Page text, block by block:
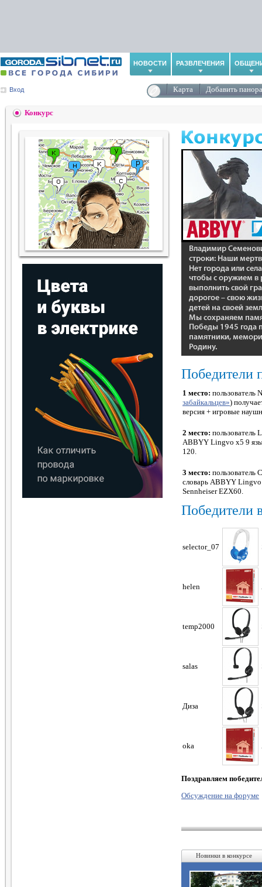
НОВОСТИ РАЗВЛЕЧЕНИЯ
Вход Карта Добавить
Конкурс
Победители
1 место: пользователь
забайкальцев»)
версия + игровые
2 место: пользователь
ABBYY Lingvo x5 9
120.
3 место: пользователь
словарь ABBYY
Sennheiser EZX60.
Победители
selector_07
helen
temp2000
salas
Диза
oka
Поздравляем
Обсуждение на форуме
Новинки в конкурсе